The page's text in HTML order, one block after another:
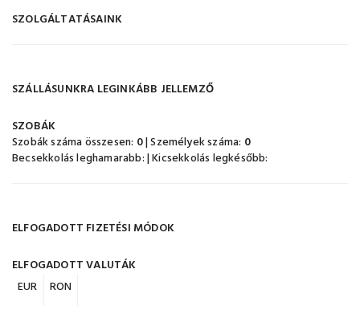
SZOLGÁLTATÁSAINK
SZÁLLÁSUNKRA LEGINKÁBB JELLEMZŐ
SZOBÁK
Szobák száma összesen: 0| Személyek száma: 0
Becsekkolás leghamarabb:| Kicsekkolás legkésőbb:
ELFOGADOTT FIZETÉSI MÓDOK
ELFOGADOTT VALUTÁK
EUR
RON